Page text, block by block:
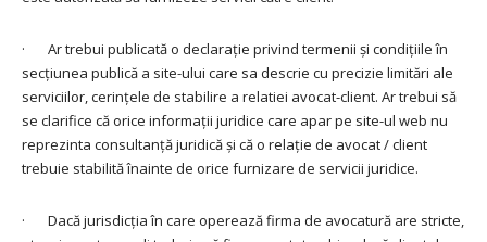
· Ar trebui publicată o declarație privind termenii și condițiile în
secțiunea publică a site-ului care sa descrie cu precizie limitări ale
serviciilor, cerințele de stabilire a relatiei avocat-client. Ar trebui să
se clarifice că orice informații juridice care apar pe site-ul web nu
reprezinta consultanță juridică și că o relație de avocat / client
trebuie stabilită înainte de orice furnizare de servicii juridice.
· Dacă jurisdicția în care operează firma de avocatură are stricte,